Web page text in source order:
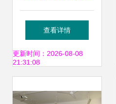
过IATF16949:2016
认证 新起点、新征
查看详情
更新时间：2026-08-08
21:31:08